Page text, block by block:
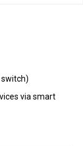
switch)
via smart